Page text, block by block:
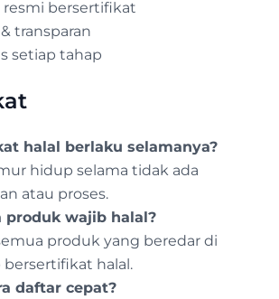
resmi bersertifikat
transparan
setiap tahap
halal berlaku selamanya?
hidup selama tidak ada
atau proses.
produk wajib halal?
produk yang beredar di
halal.
daftar cepat?